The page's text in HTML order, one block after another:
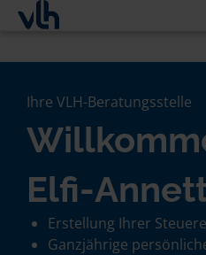
Ihre VLH-Beratungsstelle
Elfi-
Erstellung Ihrer
Ganzjährige